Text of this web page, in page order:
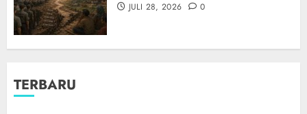
JULI 28, 2026 0
TERBARU